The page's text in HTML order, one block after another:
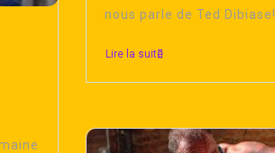
nous parle de Ted Dibiase!
Lire la suite